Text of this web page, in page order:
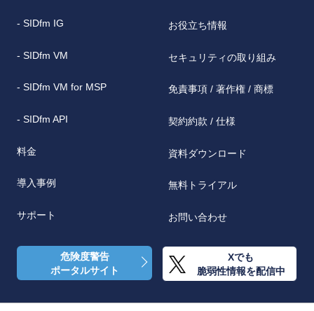
- SIDfm IG
- SIDfm VM
- SIDfm VM for MSP
- SIDfm API
料金
導入事例
サポート
お役立ち情報
セキュリティの取り組み
免責事項 / 著作権 / 商標
契約約款 / 仕様
資料ダウンロード
無料トライアル
お問い合わせ
危険度警告
ポータルサイト
Xでも
脆弱性情報を配信中